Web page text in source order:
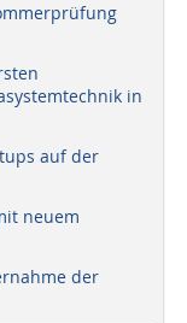
in
auf der
neuem
der